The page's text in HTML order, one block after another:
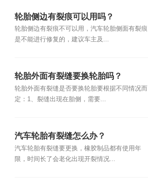
轮胎侧边有裂痕可以用吗？
轮胎侧边有裂痕不可以用，汽车轮胎侧面有裂痕
是不能进行修复的，建议车主及...
轮胎外面有裂缝要换轮胎吗？
轮胎外面有裂缝是否要换轮胎要根据不同情况而
定：1、裂缝出现在胎侧，需要...
汽车轮胎有裂缝怎么办？
汽车轮胎有裂缝要更换，橡胶制品都有使用年
限，时间长了会老化出现开裂情况...